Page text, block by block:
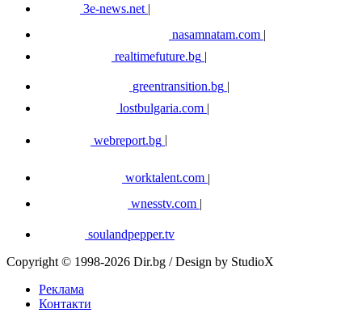
3e-news.net |
nasamnatam.com |
realtimefuture.bg |
greentransition.bg |
lostbulgaria.com |
webreport.bg
worktalent.com |
wnesstv.com |
soulandpepper.tv
Copyright © 1998-2026 Dir.bg / Design by StudioX
Реклама
Контакти